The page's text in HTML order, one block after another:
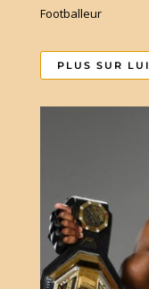
Footballeur
PLUS SUR LUI